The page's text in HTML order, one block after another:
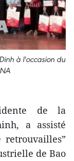
à l'occasion du
de la
a assisté
retrouvailles”
de Bao